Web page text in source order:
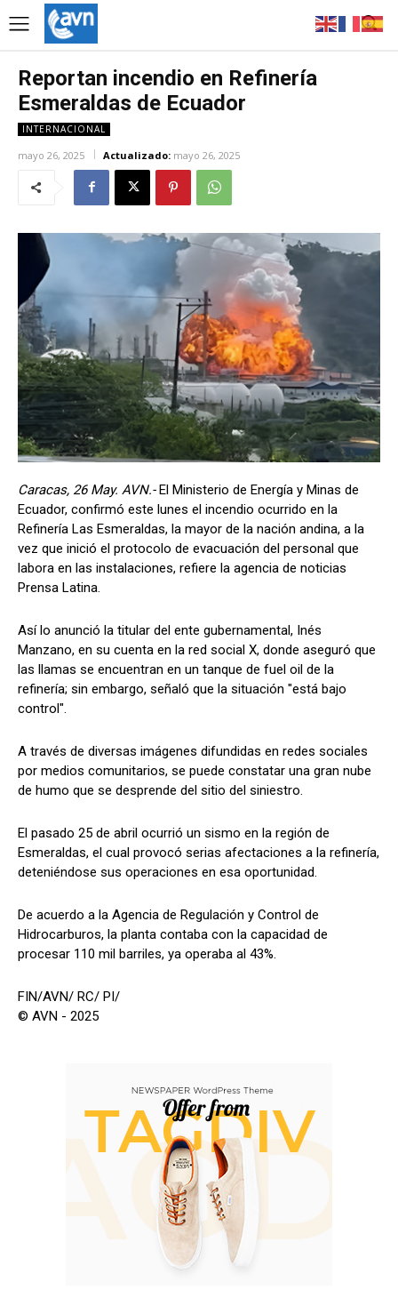
Reportan incendio en Refinería
Esmeraldas de Ecuador
INTERNACIONAL
mayo 26, 2025 Actualizado: mayo 26, 2025
Caracas, 26 May. AVN.- El Ministerio de Energía y Minas de
Ecuador, confirmó este lunes el incendio ocurrido en la
Refinería Las Esmeraldas, la mayor de la nación andina, a la
vez que inició el protocolo de evacuación del personal que
labora en las instalaciones, refiere la agencia de noticias
Prensa Latina.
Así lo anunció la titular del ente gubernamental, Inés
Manzano, en su cuenta en la red social X, donde aseguró que
las llamas se encuentran en un tanque de fuel oil de la
refinería; sin embargo, señaló que la situación "está bajo
control".
A través de diversas imágenes difundidas en redes sociales
por medios comunitarios, se puede constatar una gran nube
de humo que se desprende del sitio del siniestro.
El pasado 25 de abril ocurrió un sismo en la región de
Esmeraldas, el cual provocó serias afectaciones a la refinería,
deteniéndose sus operaciones en esa oportunidad.
De acuerdo a la Agencia de Regulación y Control de
Hidrocarburos, la planta contaba con la capacidad de
procesar 110 mil barriles, ya operaba al 43%.
FIN/AVN/ RC/ PI/
© AVN - 2025